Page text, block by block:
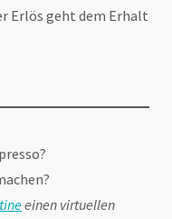
Erlös geht dem Erhalt
einen virtuellen